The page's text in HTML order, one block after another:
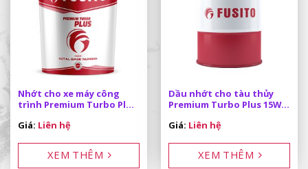
Nhớt cho xe máy công
trình Premium Turbo Plus
Giá: Liên hệ
XEM THÊM
Dầu nhớt cho tàu thủy
Premium Turbo Plus 15W-
Giá: Liên hệ
XEM THÊM